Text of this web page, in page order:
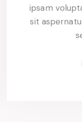
ipsam
sit